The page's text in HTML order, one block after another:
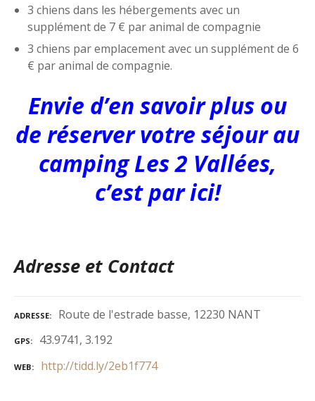
3 chiens dans les hébergements avec un
supplément de 7 € par animal de compagnie
3 chiens par emplacement avec un supplément de 6
€ par animal de compagnie.
Envie d’en savoir plus ou
de réserver votre séjour au
camping Les 2 Vallées,
c’est par ici!
Adresse et Contact
ADRESSE Route de l'estrade basse, 12230 NANT
GPS 43.9741, 3.192
WEB http://tidd.ly/2eb1f774